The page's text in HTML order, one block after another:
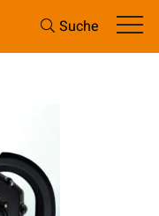
Suche